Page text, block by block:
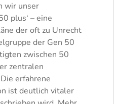
wir unser
plus‘ – eine
der oft zu Unrecht
der Gen 50
zwischen 50
zentralen
erfahrene
ist deutlich vitaler